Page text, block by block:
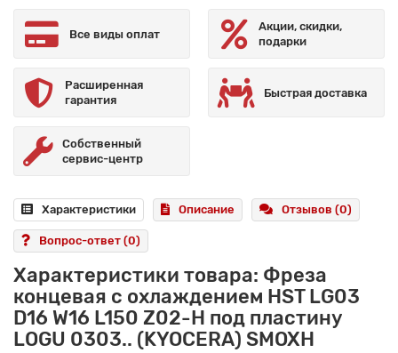
Все виды оплат
Акции, скидки,
подарки
Расширенная
гарантия
Быстрая доставка
Собственный
сервис-центр
Характеристики Описание Отзывов (0)
Вопрос-ответ (0)
Характеристики товара: Фреза
концевая с охлаждением HST LG03
D16 W16 L150 Z02-H под пластину
LOGU 0303.. (KYOCERA) SMOXH